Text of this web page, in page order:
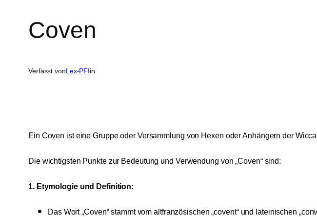
Coven
Verfasst vonLex-PFIin
Ein Coven ist eine Gruppe oder Versammlung von Hexen oder Anhängern der
Die wichtigsten Punkte zur Bedeutung und Verwendung von „Coven“ sind:
1. Etymologie und Definition:
Das Wort „Coven“ stammt vom altfranzösischen „covent“ und lateinischen